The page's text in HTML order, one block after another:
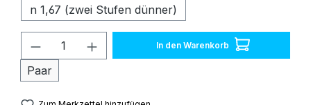
n 1,67 (zwei Stufen dünner)
Produkt Anzahl: Gib den
Paar
In den Warenkorb